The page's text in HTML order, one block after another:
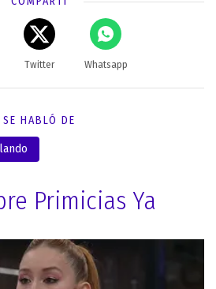
Twitter Whatsapp
SE HABLÓ DE
Primicias Ya